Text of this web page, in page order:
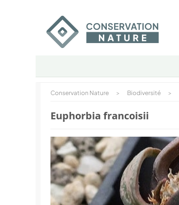
Conservation Nature > Biodiversité >
Euphorbia francoisii